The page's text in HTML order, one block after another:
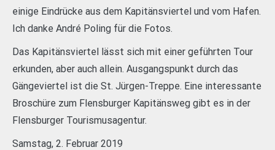
einige Eindrücke aus dem Kapitänsviertel und vom Hafen.
Ich danke André Poling für die Fotos.
Das Kapitänsviertel lässt sich mit einer geführten Tour
erkunden, aber auch allein. Ausgangspunkt durch das
Gängeviertel ist die St. Jürgen-Treppe. Eine interessante
Broschüre zum Flensburger Kapitänsweg gibt es in der
Flensburger Tourismusagentur.
Samstag, 2. Februar 2019